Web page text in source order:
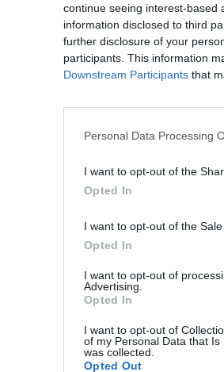
continue seeing interest-based
information disclosed to third
further disclosure of your
participants. This information
Downstream Participants that
Personal Data Processing
I want to opt-out of the
Opted In
I want to opt-out of the
Opted In
I want to opt-out of
Advertising.
Opted In
I want to opt-out of
of my Personal Data that
was collected.
Opted Out
graficznego: jpg, jpeg , png.
przekraczać 0.6MB.
o odpowiedzi